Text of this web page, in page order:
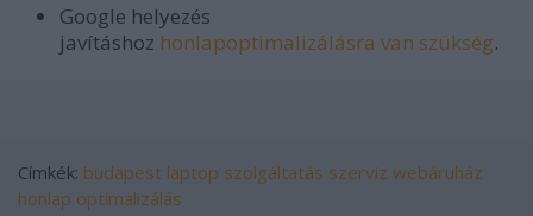
Google helyezés
javításhoz honlapoptimalizálásra van szükség.
Címkék: budapest laptop szolgáltatás szerviz webáruház
honlap optimalizálás